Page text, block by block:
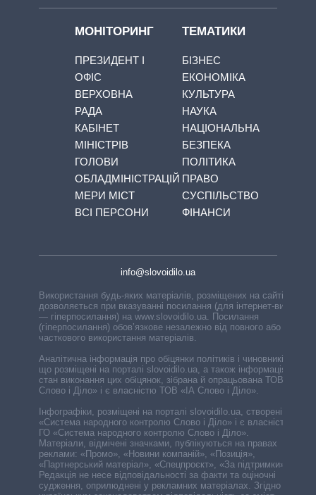
МОНІТОРИНГ
ПРЕЗИДЕНТ І
ОФІС
ВЕРХОВНА
РАДА
КАБІНЕТ
МІНІСТРІВ
ГОЛОВИ
ОБЛАДМІНІСТРАЦІЙ
МЕРИ МІСТ
ВСІ ПЕРСОНИ
ТЕМАТИКИ
БІЗНЕС
ЕКОНОМІКА
КУЛЬТУРА
НАУКА
НАЦІОНАЛЬНА
БЕЗПЕКА
ПОЛІТИКА
ПРАВО
СУСПІЛЬСТВО
ФІНАНСИ
info@slovoidilo.ua
Використання будь-яких матеріалів, розміщених на сайті,
дозволяється при вказуванні посилання (для інтернет-видань
— гіперпосилання) на www.slovoidilo.ua. Посилання
(гіперпосилання) обов’язкове незалежно від повного або
часткового використання матеріалів.
Аналітична інформація про обіцянки політиків і чиновників,
що розміщені на порталі slovoidilo.ua, а також інформація про
стан виконання цих обіцянок, зібрана й опрацьована ТОВ «ІА
Слово і Діло» і є власністю ТОВ «ІА Слово і Діло».
Інфографіки, розміщені на порталі slovoidilo.ua, створені ГО
«Система народного контролю Слово і Діло» і є власністю
ГО «Система народного контролю Слово і Діло».
Матеріали, відмічені значками, публікуються на правах
реклами: «Промо», «Новини компаній», «Позиція»,
«Партнерський матеріал», «Спецпроєкт», «За підтримки».
Редакція не несе відповідальності за факти та оціночні
судження, оприлюднені у рекламних матеріалах. Згідно з